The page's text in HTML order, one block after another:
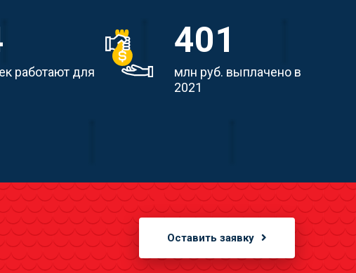
работают для
412
млн руб. выплачено в
2021
Оставить заявку